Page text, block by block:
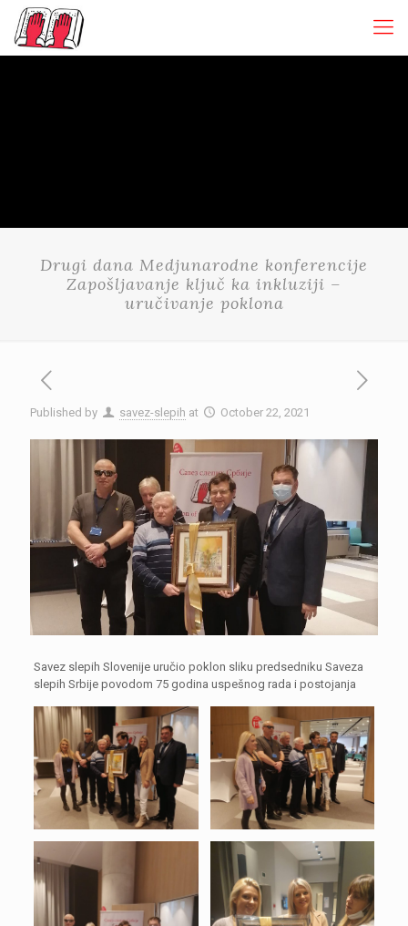
Drugi dana Medjunarodne konferencije
Zapošljavanje ključ ka inkluziji –
uručivanje poklona
Published by savez-slepih at October 22, 2021
Savez slepih Slovenije uručio poklon sliku predsedniku Saveza
slepih Srbije povodom 75 godina uspešnog rada i postojanja